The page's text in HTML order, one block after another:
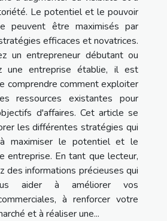
Le potentiel et le pouvoir
peuvent être maximisés par
efficaces et novatrices.
un entrepreneur débutant ou
une entreprise établie, il est
comprendre comment exploiter
ressources existantes pour
d'affaires. Cet article se
les différentes stratégies qui
maximiser le potentiel et le
entreprise. En tant que lecteur,
des informations précieuses qui
aider à améliorer vos
à renforcer votre
et à réaliser une...